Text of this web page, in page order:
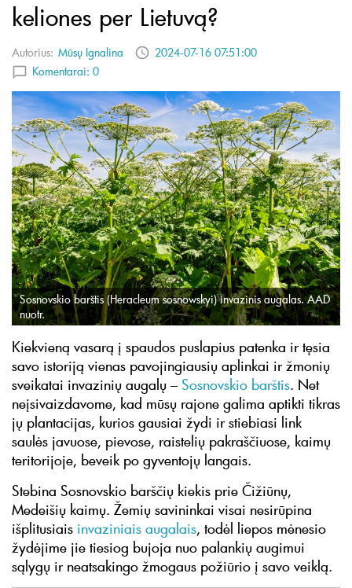
keliones per Lietuvą?
Autorius: Mūsų Ignalina
2024-07-16 07:51:00
Komentarai: 0
Sosnovskio barštis (Heracleum sosnowskyi) invazinis augalas. AAD
nuotr.
Kiekvieną vasarą į spaudos puslapius patenka ir tęsia
savo istoriją vienas pavojingiausių aplinkai ir žmonių
sveikatai invazinių augalų – Sosnovskio barštis. Net
neįsivaizdavome, kad mūsų rajone galima aptikti tikras
jų plantacijas, kurios gausiai žydi ir stiebiasi link
saulės javuose, pievose, raistelių pakraščiuose, kaimų
teritorijoje, beveik po gyventojų langais.
Stebina Sosnovskio barščių kiekis prie Čižiūnų,
Medeišių kaimų. Žemių savininkai visai nesirūpina
išplitusiais invaziniais augalais, todėl liepos mėnesio
žydėjime jie tiesiog bujoja nuo palankių augimui
sąlygų ir neatsakingo žmogaus požiūrio į savo veiklą.